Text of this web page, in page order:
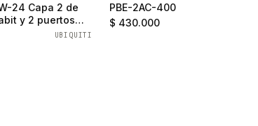
24 Capa 2 de
y 2 puertos
UBIQUITI
PBE-2AC-400
$ 430.000